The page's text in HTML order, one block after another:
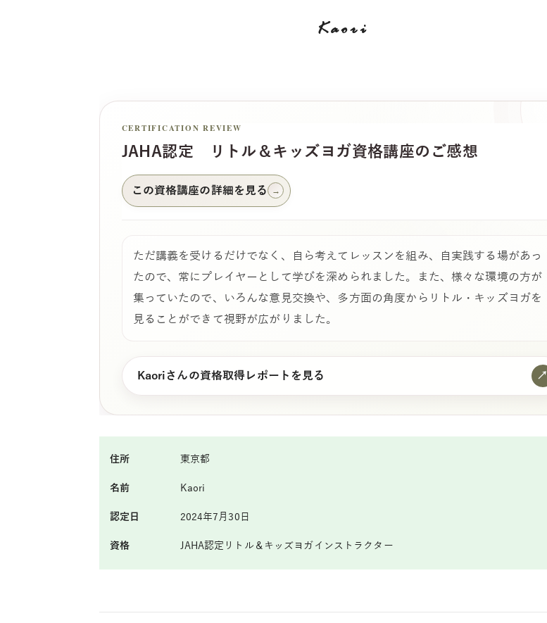
Kaori
CERTIFICATION REVIEW
JAHA認定 リトル＆キッズヨガ資格講座のご感想
この資格講座の詳細を見る →
ただ講義を受けるだけでなく、自ら考えてレッスンを組み、自実践する場があっ
たので、常にプレイヤーとして学びを深められました。また、様々な環境の方が
集っていたので、いろんな意見交換や、多方面の角度からリトル・キッズヨガを
見ることができて視野が広がりました。
Kaoriさんの資格取得レポートを見る ↗
住所 東京都
名前 Kaori
認定日 2024年7月30日
資格 JAHA認定リトル＆キッズヨガインストラクター